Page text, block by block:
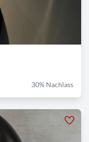
30% Nachlass